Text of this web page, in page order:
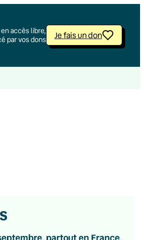
accès libre,
par vos dons
Je fais un don